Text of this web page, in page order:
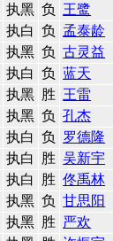
执黑 负 王鹭
执白 负 孟泰龄
执黑 负 古灵益
执白 负 蓝天
执黑 胜 王雷
执黑 负 孔杰
执白 负 罗德隆
执白 胜 吴新宇
执白 胜 佟禹林
执黑 负 甘思阳
执黑 胜 严欢